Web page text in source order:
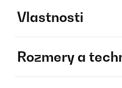
Vlastnosti
Rozmery a